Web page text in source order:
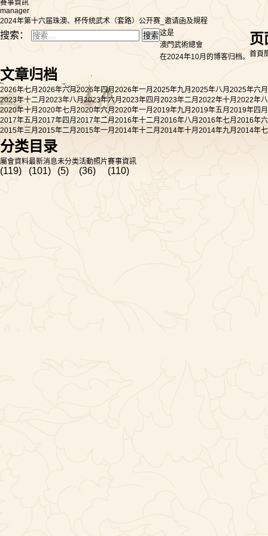
賽事資訊
manager
2024年第十六届珠澳、杯传统武术（套路）公开赛_邀请函及規程
搜索：
这是
澳門武術總會
在2024年10月的博客归档。
页
首頁
文章归档
2026年七月 2026年六月2026年四月 2026年一月 2025年九月 2025年八月 2025年六月
2023年十二月 2023年八月2023年六月 2023年四月 2023年二月 2022年十月 2022年
2020年十月 2020年七月 2020年六月2020年一月 2019年九月 2019年五月 2019年四月
2017年五月 2017年四月2017年二月 2016年十二月2016年八月 2016年七月 2016年
2015年三月 2015年二月 2015年一月 2014年十二月 2014年十月 2014年九月 2014年
分类目录
屬會資料
(119)
最新消息
(101)
未分类
(5)
活動照片
(36)
賽事資訊
(110)